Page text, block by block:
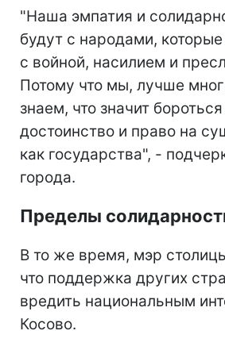
"Наша эмпатия и
будут с народами,
с войной, насилием и
Потому что мы, лучше
знаем, что значит
достоинство и право на
как государства", -
города.
Пределы
В то же время, мэр
что поддержка других
вредить национальным
Косово.